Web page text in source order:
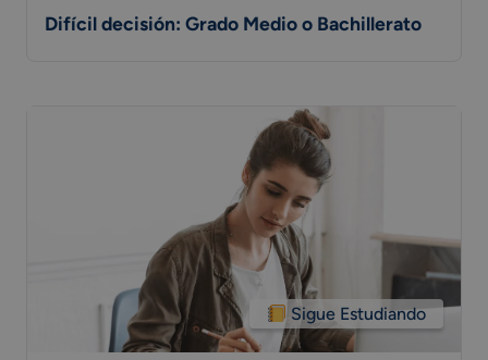
Difícil decisión: Grado Medio o Bachillerato
Sigue Estudiando